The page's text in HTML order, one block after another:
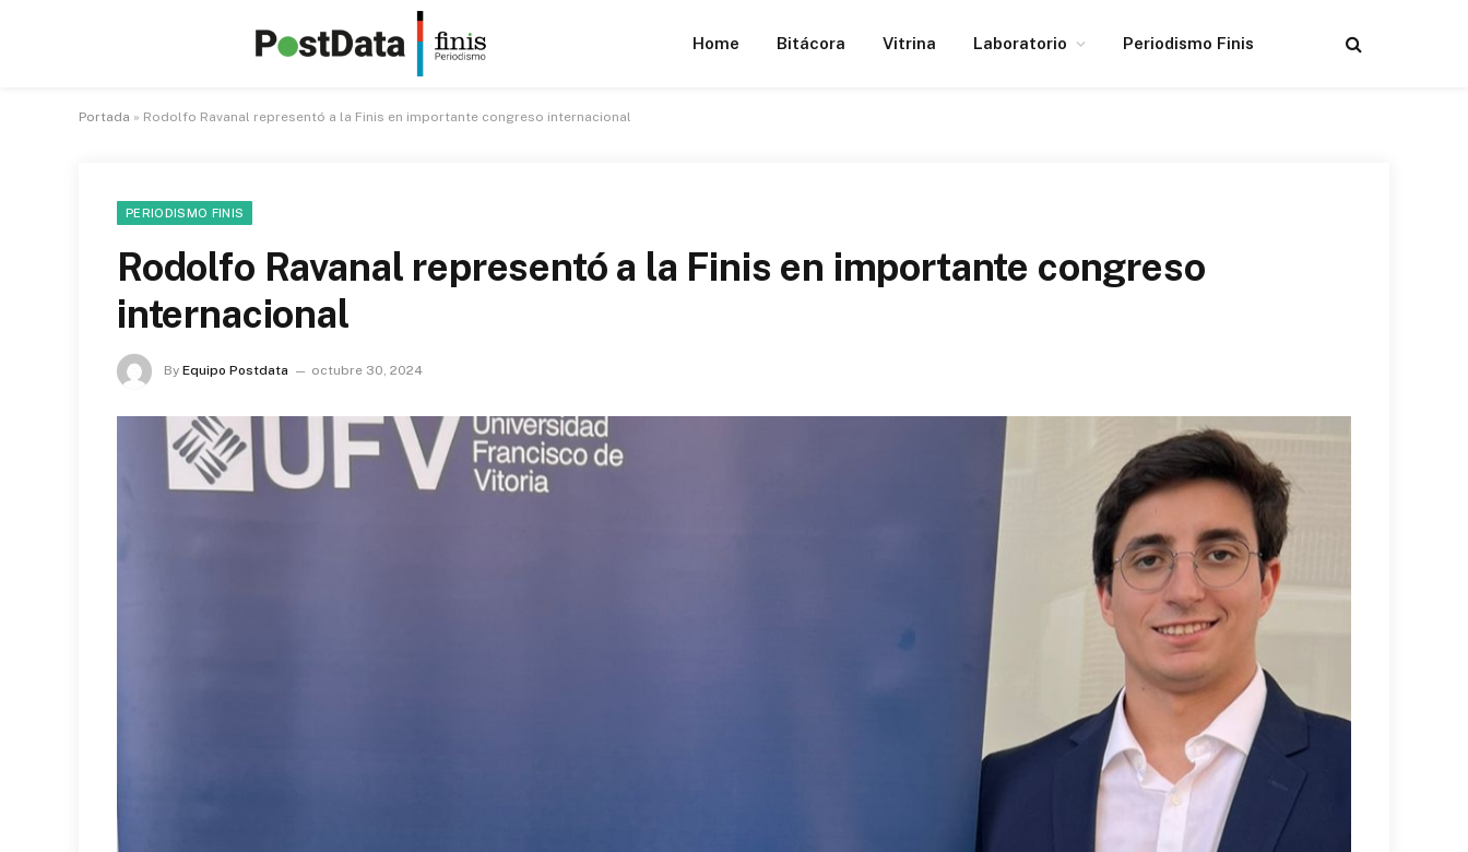
Home Bitácora Vitrina Laboratorio Periodismo Finis
Portada » Rodolfo Ravanal representó a la Finis en importante congreso internacional
PERIODISMO FINIS
Rodolfo Ravanal representó a la Finis en importante congreso
internacional
By Equipo Postdata octubre 30, 2024